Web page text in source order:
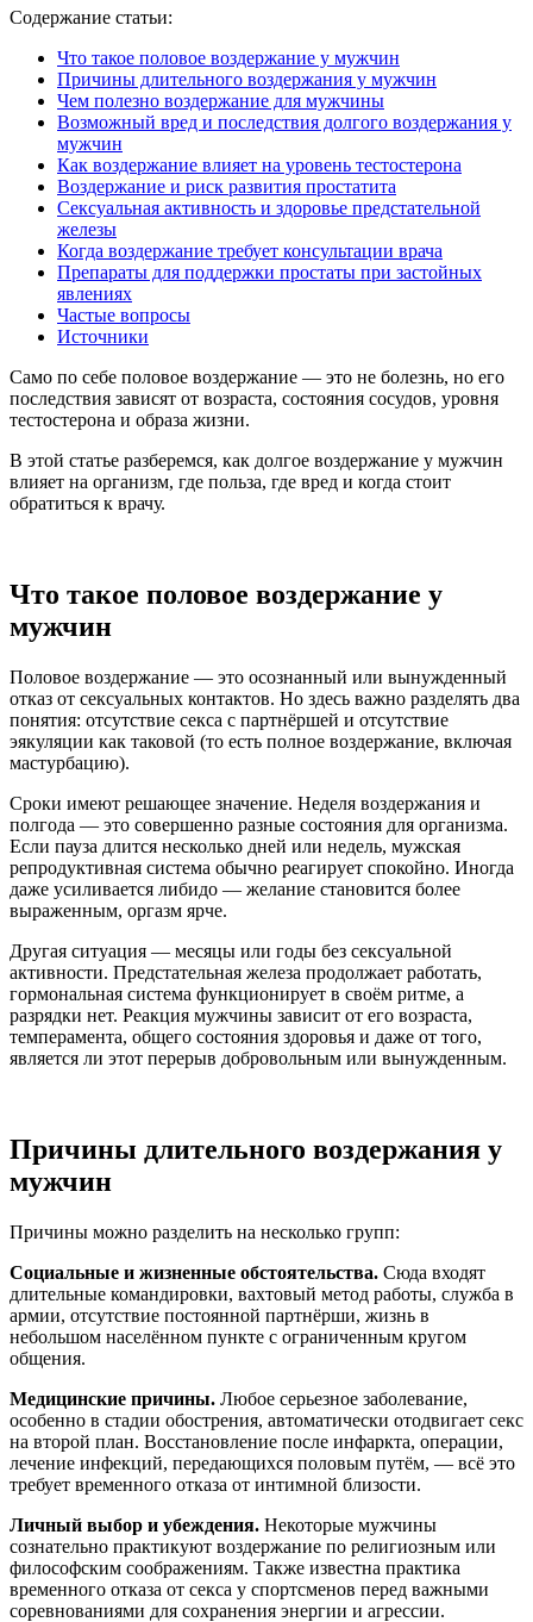
Содержание статьи:
Что такое половое воздержание у мужчин
Причины длительного воздержания у мужчин
Чем полезно воздержание для мужчины
Возможный вред и последствия долгого воздержания у
мужчин
Как воздержание влияет на уровень тестостерона
Воздержание и риск развития простатита
Сексуальная активность и здоровье предстательной
железы
Когда воздержание требует консультации врача
Препараты для поддержки простаты при застойных
явлениях
Частые вопросы
Источники
Само по себе половое воздержание — это не болезнь, но его
последствия зависят от возраста, состояния сосудов, уровня
тестостерона и образа жизни.
В этой статье разберемся, как долгое воздержание у мужчин
влияет на организм, где польза, где вред и когда стоит
обратиться к врачу.
Что такое половое воздержание у
мужчин
Половое воздержание — это осознанный или вынужденный
отказ от сексуальных контактов. Но здесь важно разделять два
понятия: отсутствие секса с партнёршей и отсутствие
эякуляции как таковой (то есть полное воздержание, включая
мастурбацию).
Сроки имеют решающее значение. Неделя воздержания и
полгода — это совершенно разные состояния для организма.
Если пауза длится несколько дней или недель, мужская
репродуктивная система обычно реагирует спокойно. Иногда
даже усиливается либидо — желание становится более
выраженным, оргазм ярче.
Другая ситуация — месяцы или годы без сексуальной
активности. Предстательная железа продолжает работать,
гормональная система функционирует в своём ритме, а
разрядки нет. Реакция мужчины зависит от его возраста,
темперамента, общего состояния здоровья и даже от того,
является ли этот перерыв добровольным или вынужденным.
Причины длительного воздержания у
мужчин
Причины можно разделить на несколько групп:
Социальные и жизненные обстоятельства. Сюда входят
длительные командировки, вахтовый метод работы, служба в
армии, отсутствие постоянной партнёрши, жизнь в
небольшом населённом пункте с ограниченным кругом
общения.
Медицинские причины. Любое серьезное заболевание,
особенно в стадии обострения, автоматически отодвигает секс
на второй план. Восстановление после инфаркта, операции,
лечение инфекций, передающихся половым путём, — всё это
требует временного отказа от интимной близости.
Личный выбор и убеждения. Некоторые мужчины
сознательно практикуют воздержание по религиозным или
философским соображениям. Также известна практика
временного отказа от секса у спортсменов перед важными
соревнованиями для сохранения энергии и агрессии.